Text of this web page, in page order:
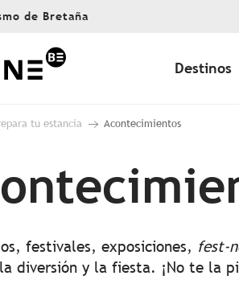
de Bretaña
Destinos
tu estancia Acontecimientos
festivales, exposiciones, fest-
diversión y la fiesta. ¡No te la